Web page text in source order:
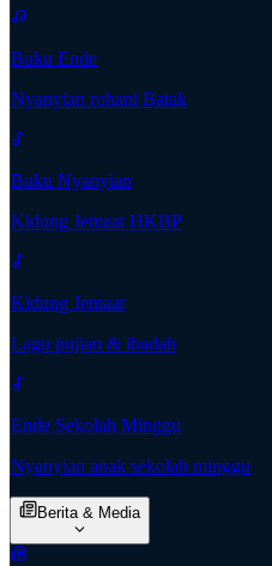
Buku Ende
Nyanyian rohani Batak
Buku Nyanyian
Kidung Jemaat HKBP
Kidung Jemaat
Lagu pujian & ibadah
Ende Sekolah Minggu
Nyanyian anak sekolah minggu
Berita & Media